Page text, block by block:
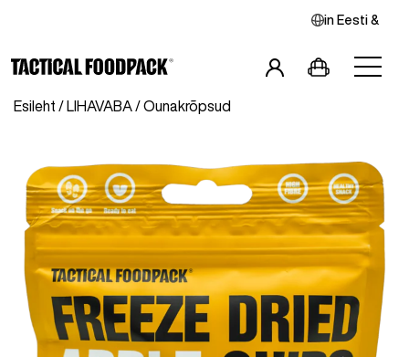
in Eesti &
Hommikusöögid Pearoad Combod
Esileht / LIHAVABA / Õunakrõpsud